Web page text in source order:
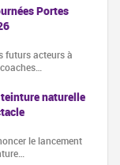
futurs acteurs à
teinture naturelle
le lancement